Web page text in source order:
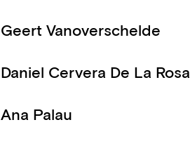
Geert Vanoverschelde
Daniel Cervera De La Rosa
Ana Palau